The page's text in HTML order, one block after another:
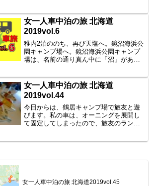
が、唯一Wi-Fiの入りはよくなかったのが
難点。お天気も良く...
女一人車中泊の旅 北海道
2019vol.6
稚内2泊ののち、再び天塩へ。鏡沼海浜公
園キャンプ場へ。鏡沼海浜公園キャンプ
場は、名前の通り真ん中に「沼」がある
ンシーズン3000円で止まり放題！6泊すれ
ば元が取れる...
女一人車中泊の旅 北海道
2019vol.44
今日からは、鶴居キャンプ場で旅友と遊
びます。私の車は、オーニングを展開し
て固定してしまったので、旅友のランク
女一人車中泊の旅 北海道2019vol.45